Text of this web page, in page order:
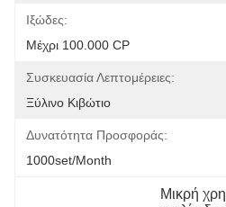
Ιξώδες:
Μέχρι 100.000 CP
Συσκευασία Λεπτομέρειες:
Ξύλινο Κιβώτιο
Δυνατότητα Προσφοράς:
1000set/month
Μικρή